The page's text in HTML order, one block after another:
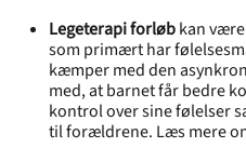
Legeterapi forløbkan
som primært har
kæmper med den
med, at barnet får bedre
kontrol over sine følelser
til forældrene. Læs mere